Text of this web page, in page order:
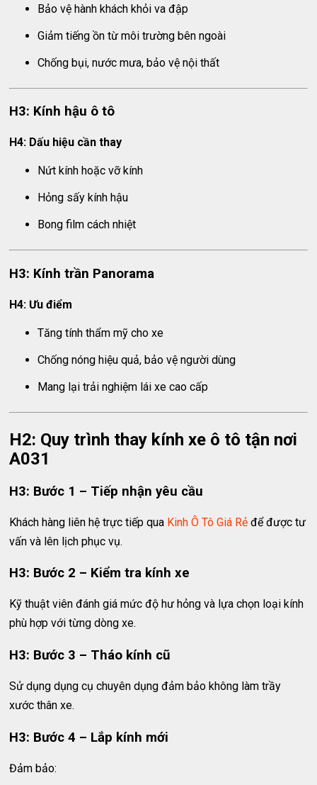
Bảo vệ hành khách khỏi va đập
Giảm tiếng ồn từ môi trường bên ngoài
Chống bụi, nước mưa, bảo vệ nội thất
H3: Kính hậu ô tô
H4: Dấu hiệu cần thay
Nứt kính hoặc vỡ kính
Hỏng sấy kính hậu
Bong film cách nhiệt
H3: Kính trần Panorama
H4: Ưu điểm
Tăng tính thẩm mỹ cho xe
Chống nóng hiệu quả, bảo vệ người dùng
Mang lại trải nghiệm lái xe cao cấp
H2: Quy trình thay kính xe ô tô tận nơi
A031
H3: Bước 1 – Tiếp nhận yêu cầu
Khách hàng liên hệ trực tiếp qua Kinh Ô Tô Giá Rẻ để được tư
vấn và lên lịch phục vụ.
H3: Bước 2 – Kiểm tra kính xe
Kỹ thuật viên đánh giá mức độ hư hỏng và lựa chọn loại kính
phù hợp với từng dòng xe.
H3: Bước 3 – Tháo kính cũ
Sử dụng dụng cụ chuyên dụng đảm bảo không làm trầy
xước thân xe.
H3: Bước 4 – Lắp kính mới
Đảm bảo: